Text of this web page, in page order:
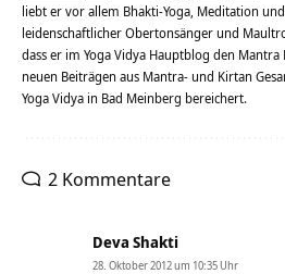
liebt er vor allem Bhakti-Yoga, Meditation
leidenschaftlicher Obertonsänger und
dass er im Yoga Vidya Hauptblog den
neuen Beiträgen aus Mantra- und Kirtan
Yoga Vidya in Bad Meinberg bereichert.
2 Kommentare
Deva Shakti
28. Oktober 2012 um 10:35 Uhr